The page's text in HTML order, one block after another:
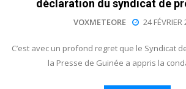
déclaration du syndicat de
VOXMETEORE 24 FÉVRIER
C’est avec un profond regret que le Syndicat
la Presse de Guinée a appris la